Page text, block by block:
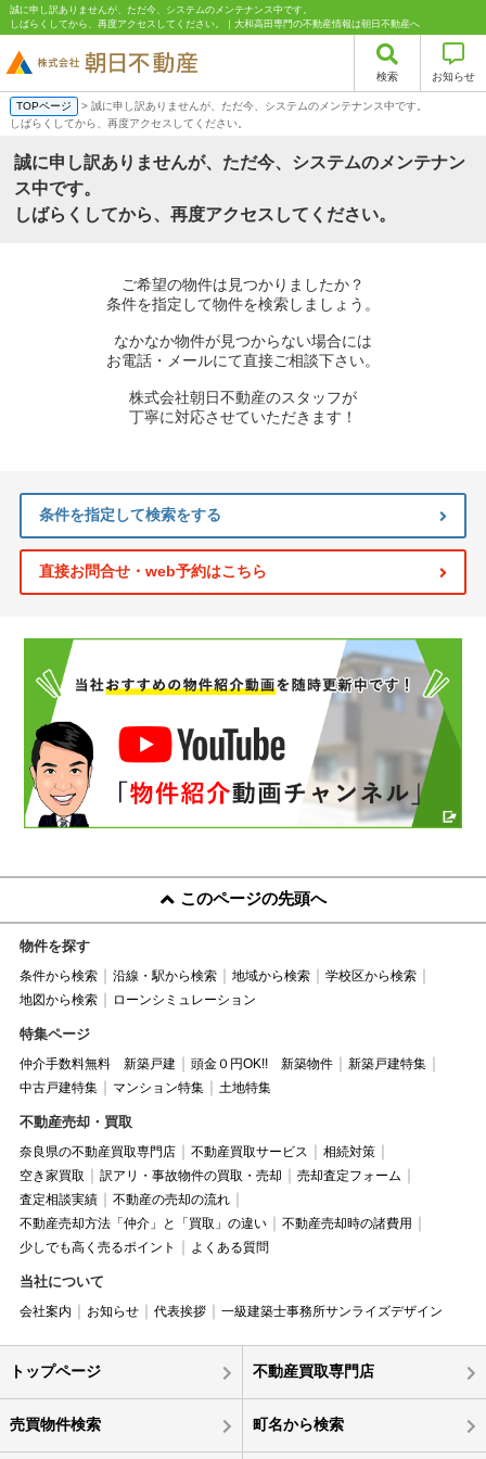
誠に申し訳ありませんが、ただ今、システムのメンテナンス中です。
しばらくしてから、再度アクセスしてください。｜大和高田専門の不動産情報は朝日不動産へ
検索 お知らせ
TOPページ
> 誠に申し訳ありませんが、ただ今、システムのメンテナンス中です。
しばらくしてから、再度アクセスしてください。
誠に申し訳ありませんが、ただ今、システムのメンテナン
ス中です。
しばらくしてから、再度アクセスしてください。
ご希望の物件は見つかりましたか？
条件を指定して物件を検索しましょう。
なかなか物件が見つからない場合には
お電話・メールにて直接ご相談下さい。
株式会社朝日不動産のスタッフが
丁寧に対応させていただきます！
条件を指定して検索をする
直接お問合せ・web予約はこちら
このページの先頭へ
物件を探す
条件から検索 沿線・駅から検索 地域から検索
学校区から検索
地図から検索
ローンシミュレーション
特集ページ
仲介手数料無料 新築戸建 頭金０円OK!! 新築物件
新築戸建特集
中古戸建特集
マンション特集 土地特集
不動産売却・買取
奈良県の不動産買取専門店 不動産買取サービス
相続対策
空き家買取
訳アリ・事故物件の買取・売却
売却査定フォーム
査定相談実績
不動産の売却の流れ
不動産売却方法「仲介」と「買取」の違い
不動産売却時の諸費用
少しでも高く売るポイント
よくある質問
当社について
会社案内 お知らせ 代表挨拶 一級建築士事務所サンライズデザイン
トップページ 不動産買取専門店
売買物件検索 町名から検索